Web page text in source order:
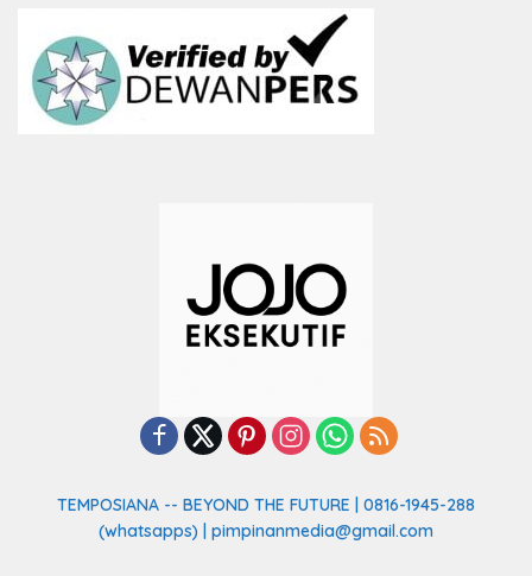
TEMPOSIANA -- BEYOND THE FUTURE | 0816-1945-288
(whatsapps) | pimpinanmedia@gmail.com